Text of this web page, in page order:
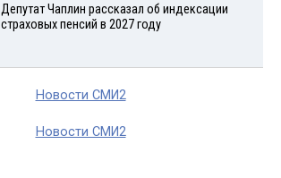
Депутат Чаплин рассказал об индексации
страховых пенсий в 2027 году
Новости СМИ2
Новости СМИ2